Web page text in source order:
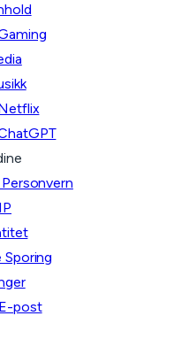
Sporing
post